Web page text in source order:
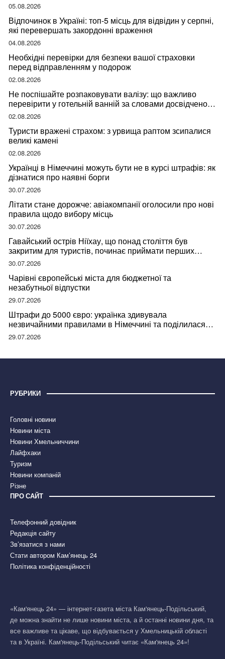
05.08.2026
Відпочинок в Україні: топ-5 місць для відвідин у серпні,
які перевершать закордонні враження
04.08.2026
Необхідні перевірки для безпеки вашої страховки
перед відправленням у подорож
02.08.2026
Не поспішайте розпаковувати валізу: що важливо
перевірити у готельній ванній за словами досвідченої
мандрівниці
02.08.2026
Туристи вражені страхом: з урвища раптом зсипалися
великі камені
02.08.2026
Українці в Німеччині можуть бути не в курсі штрафів: як
дізнатися про наявні борги
30.07.2026
Літати стане дорожче: авіакомпанії оголосили про нові
правила щодо вибору місць
30.07.2026
Гавайський острів Ніїхау, що понад століття був
закритим для туристів, починає приймати перших
відвідувачів
30.07.2026
Чарівні європейські міста для бюджетної та
незабутньої відпустки
29.07.2026
Штрафи до 5000 євро: українка здивувала
незвичайними правилами в Німеччині та поділилася
правдою
29.07.2026
РУБРИКИ
Головні новини
Новини міста
Новини Хмельниччини
Лайфхаки
Туризм
Новини компаній
Різне
ПРО САЙТ
Телефонний довідник
Редакція сайту
Зв’язатися з нами
Стати автором Кам’янець 24
Політика конфіденційності
«Кам'янець 24» — інтернет-газета міста Кам'янець-Подільський,
де можна знайти не лише новини міста, а й останні новини дня, та
все важливе та цікаве, що відбувається у Хмельницькій області
та в Україні. Кам'янець-Подільський читає «Кам'янець 24»!